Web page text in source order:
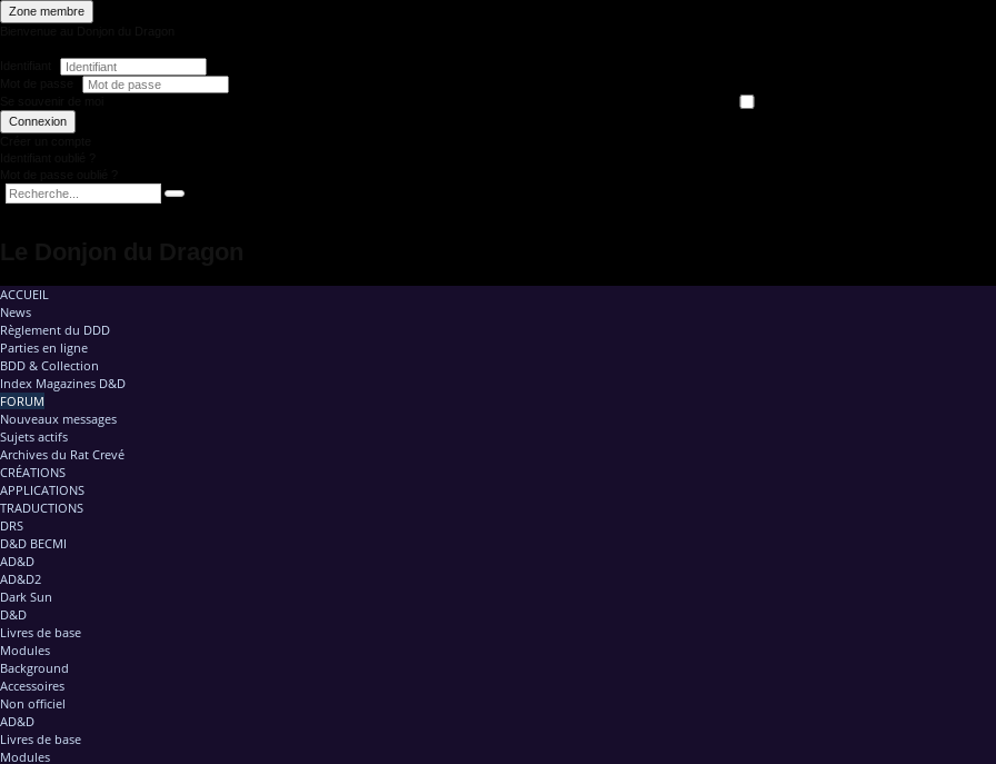
Zone membre
Connexion
ACCUEIL
News
Règlement du DDD
Parties en ligne
BDD & Collection
Index Magazines D&D
FORUM
Nouveaux messages
Sujets actifs
Archives du Rat Crevé
CRÉATIONS
APPLICATIONS
TRADUCTIONS
DRS
D&D BECMI
AD&D
AD&D2
Dark Sun
D&D
Livres de base
Modules
Background
Accessoires
Non officiel
AD&D
Livres de base
Modules